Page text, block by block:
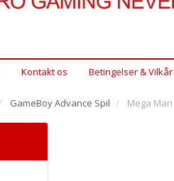
Kontakt os Betingelser & Vilkår
GameBoy Advance Spil Mega